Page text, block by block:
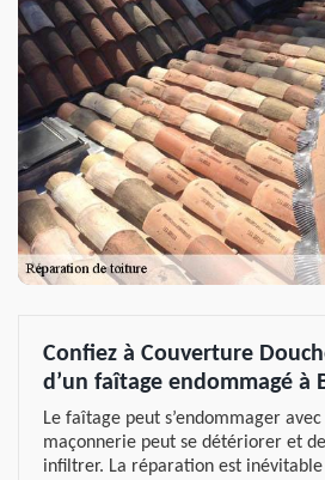
Confiez à Couverture
d’un faîtage endommagé à
Le faîtage peut s’endommager
maçonnerie peut se détériorer et de
infiltrer. La réparation est